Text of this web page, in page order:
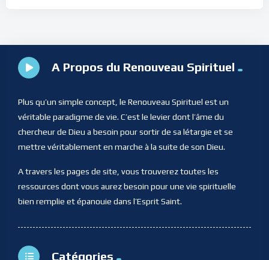
A Propos du Renouveau Spirituel
Plus qu’un simple concept, le Renouveau Spirituel est un
véritable paradigme de vie. C’est le levier dont l’âme du
chercheur de Dieu a besoin pour sortir de sa létargie et se
mettre véritablement en marche à la suite de son Dieu.
A travers les pages de site, vous trouverez toutes les
ressources dont vous aurez besoin pour une vie spirituelle
bien remplie et épanouie dans l’Esprit Saint.
Catégories